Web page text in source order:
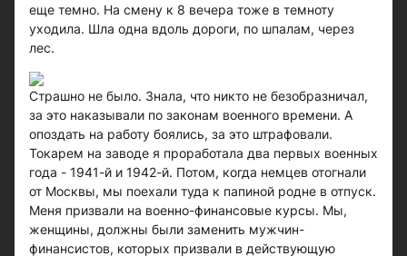
еще темно. На смену к 8 вечера тоже в темноту
уходила. Шла одна вдоль дороги, по шпалам, через
лес.
Страшно не было. Знала, что никто не безобразничал,
за это наказывали по законам военного времени. А
опоздать на работу боялись, за это штрафовали.
Токарем на заводе я проработала два первых военных
года - 1941-й и 1942-й. Потом, когда немцев отогнали
от Москвы, мы поехали туда к папиной родне в отпуск.
Меня призвали на военно-финансовые курсы. Мы,
женщины, должны были заменить мужчин-
финансистов, которых призвали в действующую